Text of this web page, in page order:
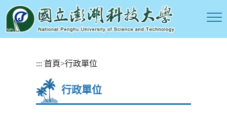
::: 首頁>行政單位
行政單位